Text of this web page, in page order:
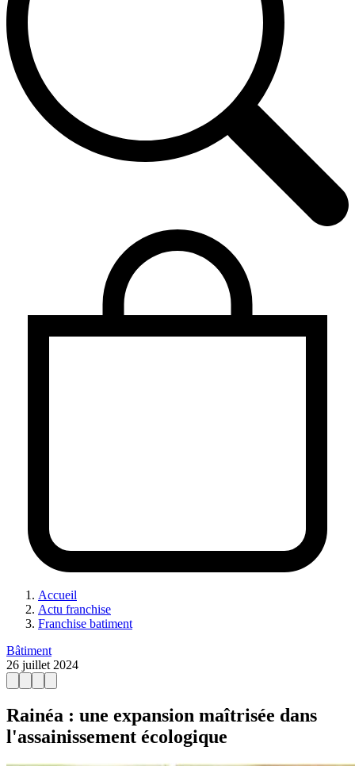
Accueil
Actu franchise
Franchise batiment
Bâtiment
26 juillet 2024
Rainéa : une expansion maîtrisée dans
l'assainissement écologique